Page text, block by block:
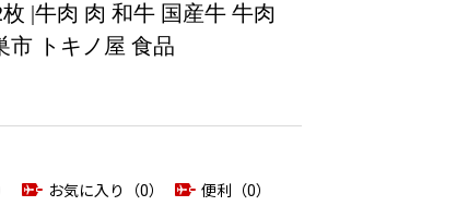
|牛肉 肉 和牛 国産牛 牛肉
市 トキノ屋 食品
お気に入り（0）
便利（0）